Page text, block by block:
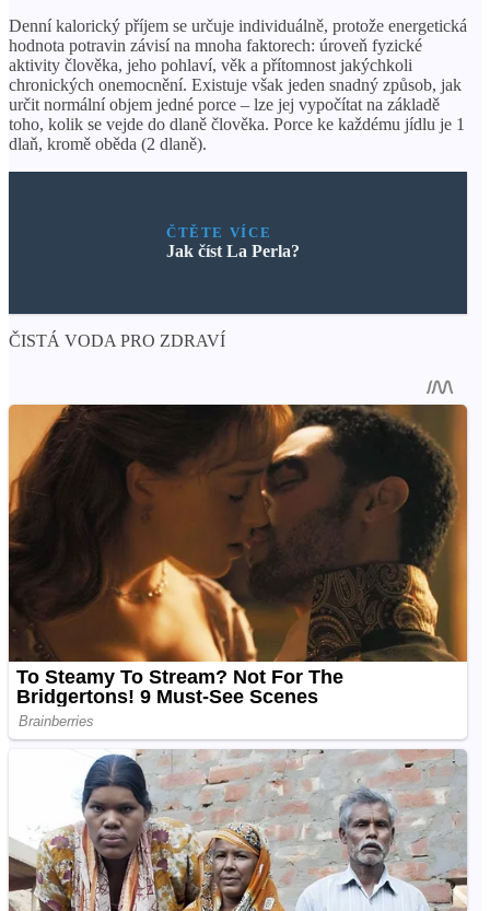
Denní kalorický příjem se určuje individuálně, protože energetická
hodnota potravin závisí na mnoha faktorech: úroveň fyzické
aktivity člověka, jeho pohlaví, věk a přítomnost jakýchkoli
chronických onemocnění. Existuje však jeden snadný způsob, jak
určit normální objem jedné porce – lze jej vypočítat na základě
toho, kolik se vejde do dlaně člověka. Porce ke každému jídlu je 1
dlaň, kromě oběda (2 dlaně).
ČTĚTE VÍCE
Jak číst La Perla?
ČISTÁ VODA PRO ZDRAVÍ